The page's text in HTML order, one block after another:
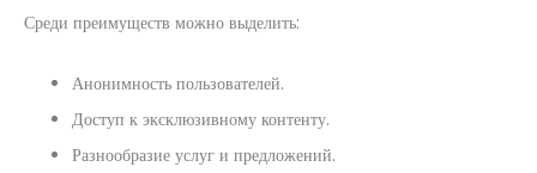
Среди преимуществ можно выделить:
Анонимность пользователей.
Доступ к эксклюзивному контенту.
Разнообразие услуг и предложений.